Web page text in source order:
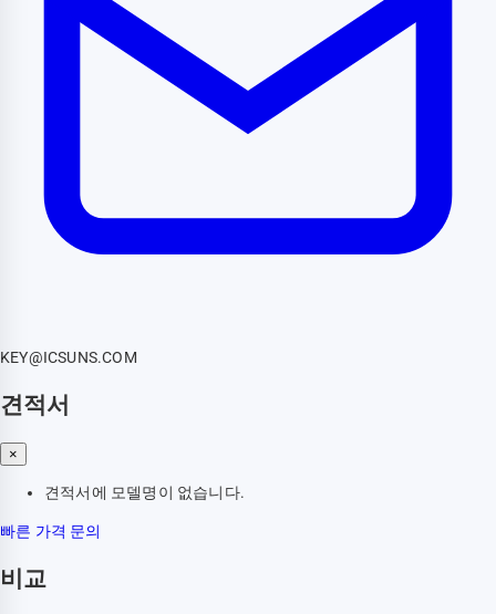
KEY@ICSUNS.COM
견적서
×
견적서에 모델명이 없습니다.
빠른 가격 문의
비교